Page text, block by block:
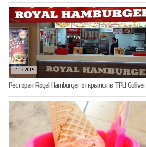
14.12.2015
Ресторан Royal Hamburger открылся в ТРЦ Gulliver